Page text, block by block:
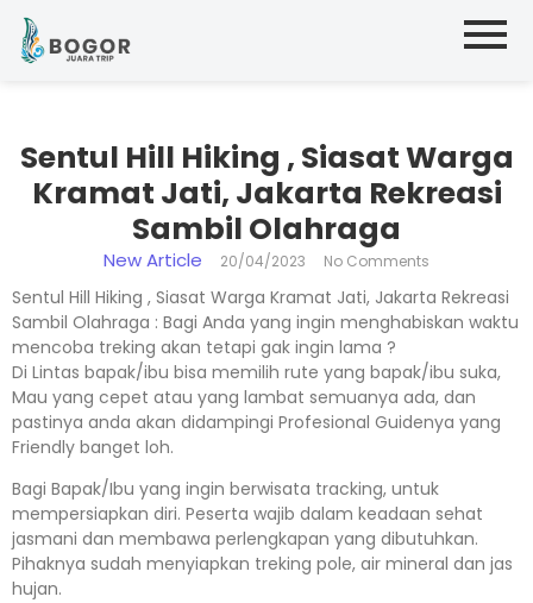
Sentul Hill Hiking , Siasat Warga
Kramat Jati, Jakarta Rekreasi
Sambil Olahraga
New Article 20/04/2023 No Comments
Sentul Hill Hiking , Siasat Warga Kramat Jati, Jakarta Rekreasi
Sambil Olahraga : Bagi Anda yang ingin menghabiskan waktu
mencoba treking akan tetapi gak ingin lama ?
Di Lintas bapak/ibu bisa memilih rute yang bapak/ibu suka,
Mau yang cepet atau yang lambat semuanya ada, dan
pastinya anda akan didampingi Profesional Guidenya yang
Friendly banget loh.
Bagi Bapak/Ibu yang ingin berwisata tracking, untuk
mempersiapkan diri. Peserta wajib dalam keadaan sehat
jasmani dan membawa perlengkapan yang dibutuhkan.
Pihaknya sudah menyiapkan treking pole, air mineral dan jas
hujan.